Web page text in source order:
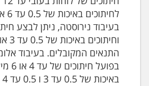
התנאים המקובלים. בעיבוד
באיכות של 0.5 עד 3 ו 0.5 עד 4 מ"מ בהתאמה.